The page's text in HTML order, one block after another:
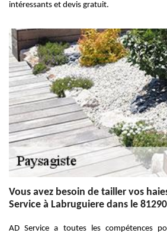
intéressants et devis gratuit.
Vous avez besoin de tailler vos
Service à Labruguiere dans le
AD Service a toutes les compétences